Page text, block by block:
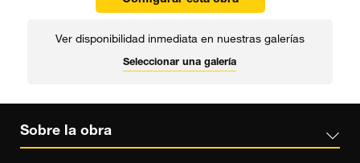
Ver disponibilidad inmediata en nuestras galerías
Seleccionar una galería
Sobre la obra